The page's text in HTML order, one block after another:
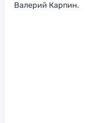
Валерий Карпин.